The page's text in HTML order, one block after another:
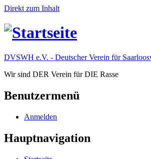
Direkt zum Inhalt
DVSWH e.V. - Deutscher Verein für
Wir sind DER Verein für DIE Rasse
Benutzermenü
Anmelden
Hauptnavigation